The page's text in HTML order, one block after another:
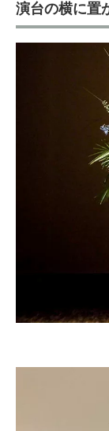
演台の横に置